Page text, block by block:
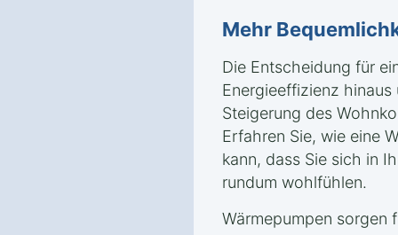
Mehr
Die Entscheidung für
Energieeffizienz
Steigerung des
Erfahren Sie, wie eine
kann, dass Sie sich in
rundum wohlfühlen.
Wärmepumpen sorgen